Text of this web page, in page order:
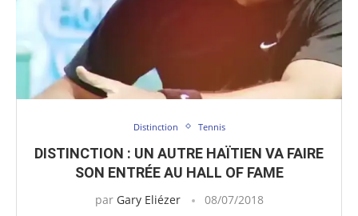
Distinction Tennis
DISTINCTION : UN AUTRE HAÏTIEN VA FAIRE
SON ENTRÉE AU HALL OF FAME
par Gary Eliézer 08/07/2018